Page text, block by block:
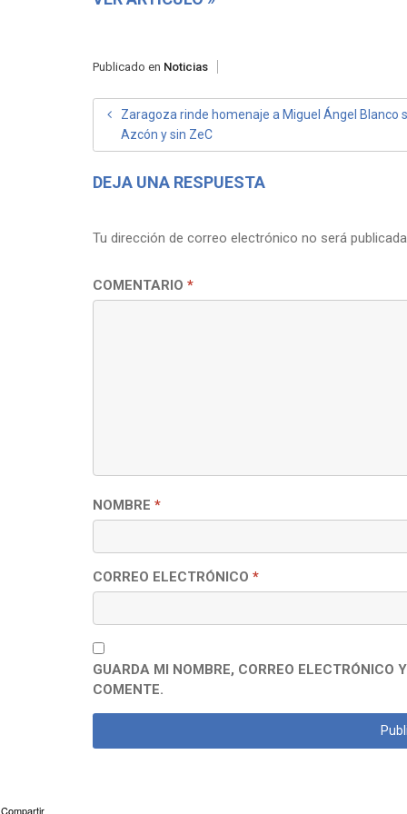
Publicado en Noticias
NAVEGACIÓN
DE
ENTRADAS
Zaragoza rinde homenaje a Miguel Ángel Blanco
Azcón y sin ZeC
DEJA UNA RESPUESTA
Tu dirección de correo electrónico no será
COMENTARIO *
NOMBRE *
CORREO ELECTRÓNICO *
GUARDA MI NOMBRE, CORREO ELECTRÓNICO
COMENTE.
Compartir